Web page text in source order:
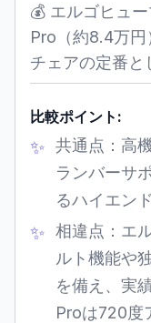
💰 エルゴヒュ
Pro（約8.4万
チェアの定番と
比較ポイント:
共通点：高
ランバーサ
るハイエン
相違点：エ
ルト機能や
を備え、実
Proは720度